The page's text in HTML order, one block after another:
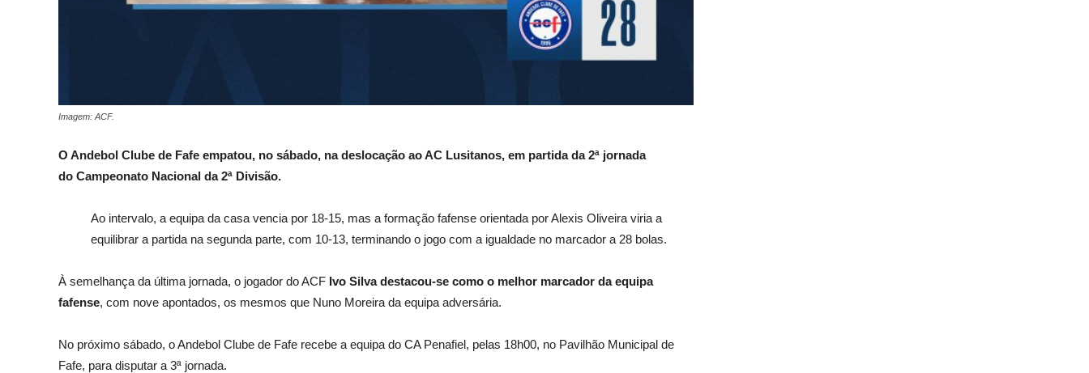
Imagem: ACF.
O Andebol Clube de Fafe empatou, no sábado, na deslocação ao AC Lusitanos, em partida da 2ª jornada
do Campeonato Nacional da 2ª Divisão.
Ao intervalo, a equipa da casa vencia por 18-15, mas a formação fafense orientada por Alexis Oliveira viria a
equilibrar a partida na segunda parte, com 10-13, terminando o jogo com a igualdade no marcador a 28 bolas.
À semelhança da última jornada, o jogador do ACF Ivo Silva destacou-se como o melhor marcador da equipa
fafense, com nove apontados, os mesmos que Nuno Moreira da equipa adversária.
No próximo sábado, o Andebol Clube de Fafe recebe a equipa do CA Penafiel, pelas 18h00, no Pavilhão Municipal de
Fafe, para disputar a 3ª jornada.